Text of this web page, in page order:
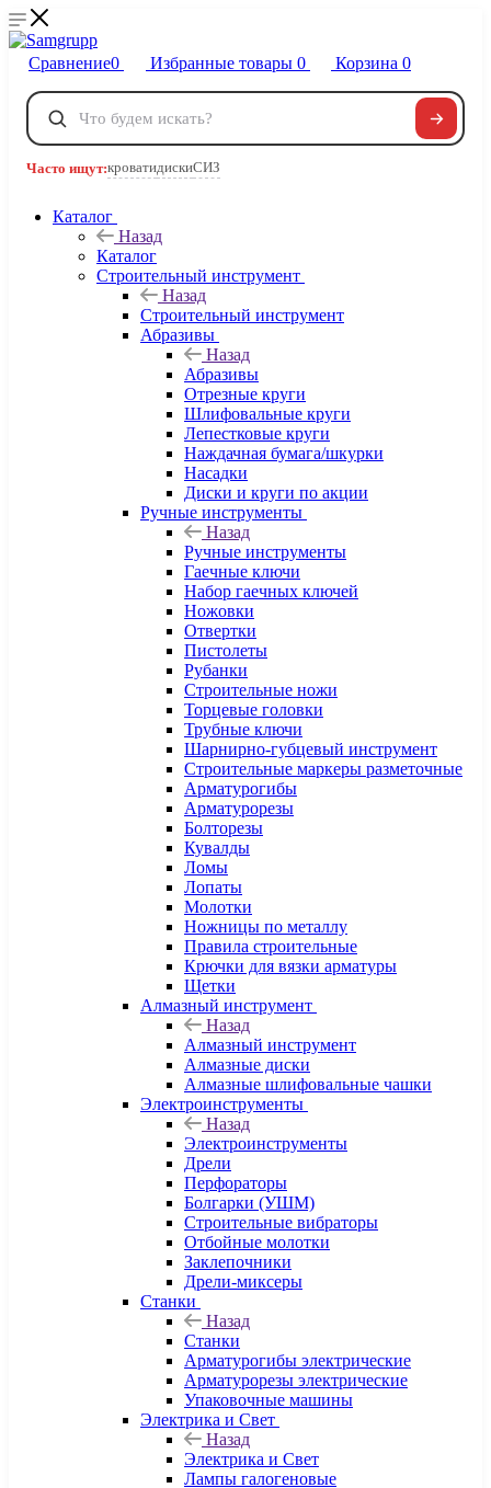
Сравнение0 Избранные товары 0 Корзина 0
Телефоны
8 800 222-40-09
Часто ищут:кроватидискиСИЗ
Каталог
Назад
Каталог
Строительный инструмент
Назад
Строительный инструмент
Абразивы
Назад
Абразивы
Отрезные круги
Шлифовальные круги
Лепестковые круги
Наждачная бумага/шкурки
Насадки
Диски и круги по акции
Ручные инструменты
Назад
Ручные инструменты
Гаечные ключи
Набор гаечных ключей
Ножовки
Отвертки
Пистолеты
Рубанки
Строительные ножи
Торцевые головки
Трубные ключи
Шарнирно-губцевый инструмент
Строительные маркеры разметочные
Арматурогибы
Арматурорезы
Болторезы
Кувалды
Ломы
Лопаты
Молотки
Ножницы по металлу
Правила строительные
Крючки для вязки арматуры
Щетки
Алмазный инструмент
Назад
Алмазный инструмент
Алмазные диски
Алмазные шлифовальные чашки
Электроинструменты
Назад
Электроинструменты
Дрели
Перфораторы
Болгарки (УШМ)
Строительные вибраторы
Отбойные молотки
Заклепочники
Дрели-миксеры
Станки
Назад
Станки
Арматурогибы электрические
Арматурорезы электрические
Упаковочные машины
Электрика и Свет
Назад
Электрика и Свет
Лампы галогеновые